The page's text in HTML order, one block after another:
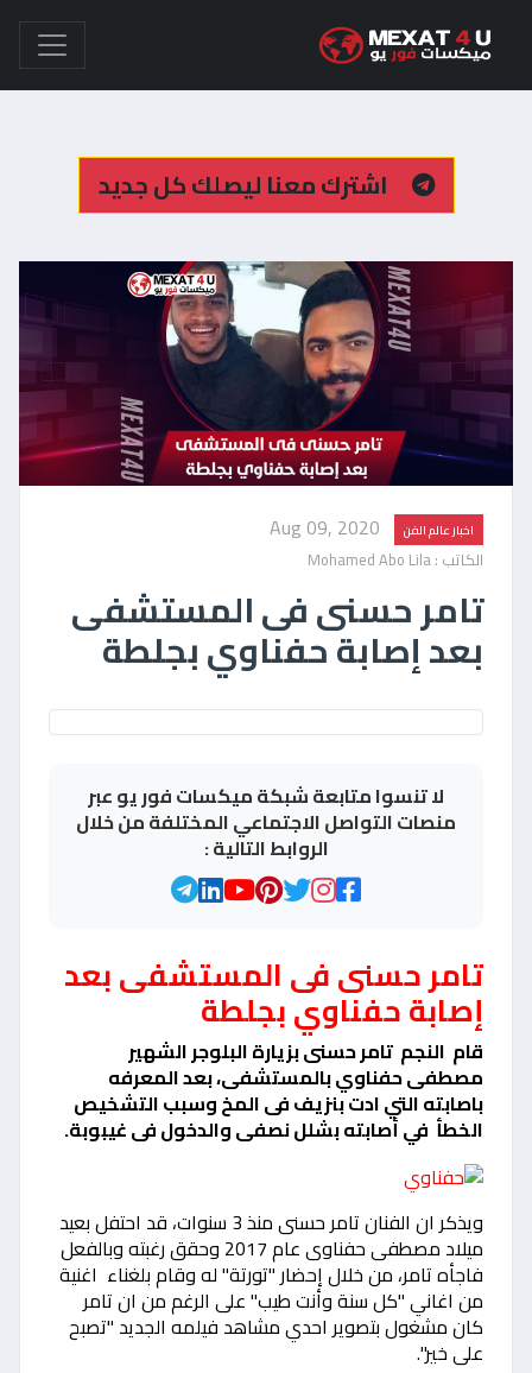
اشترك معنا ليصلك كل جديد
اخبار عالم الفن Aug 09, 2020
الكاتب : Mohamed Abo Lila
تامر حسنى فى المستشفى
بعد إصابة حفناوي بجلطة
لا تنسوا متابعة شبكة ميكسات فور يو عبر
منصات التواصل الاجتماعي المختلفة من خلال
الروابط التالية :
تامر حسنى فى المستشفى بعد
إصابة حفناوي بجلطة
قام النجم تامر حسنى بزيارة البلوجر الشهير
مصطفى حفناوي بالمستشفى، بعد المعرفه
باصابته التي ادت بنزيف فى المخوسبب التشخيص
الخطأ في أصابته بشلل نصفى والدخول فى غيبوبة.
ويذكر ان الفنان تامر حسنى منذ 3 سنوات، قد احتفل بعيد
ميلاد مصطفى حفناوى عام 2017 وحقق رغبته وبالفعل
فاجأه تامر، من خلال إحضار "تورتة" له وقام بلغناء اغنية
من اغاني "كل سنة وأنت طيب" على الرغم من ان تامر
كان مشغول بتصوير احدي مشاهد فيلمه الجديد "تصبح
على خير".